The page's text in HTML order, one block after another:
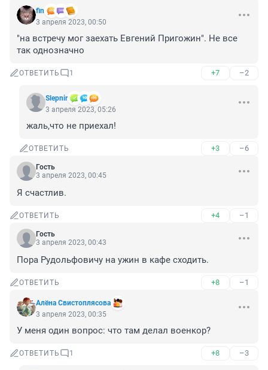
fin
3 апреля 2023, 00:50
"на встречу мог заехать Евгений Пригожин". Не все
так однозначно
ОТВЕТИТЬ 1 +7 –2
Slepnir
3 апреля 2023, 05:26
жаль,что не приехал!
ОТВЕТИТЬ +3 –6
Гость
3 апреля 2023, 00:45
Я счастлив.
ОТВЕТИТЬ +4 –1
Гость
3 апреля 2023, 00:43
Пора Рудольфовичу на ужин в кафе сходить.
ОТВЕТИТЬ +8 –1
Алёна Свистоплясова
3 апреля 2023, 00:35
У меня один вопрос: что там делал военкор?
ОТВЕТИТЬ 1 +8 –3